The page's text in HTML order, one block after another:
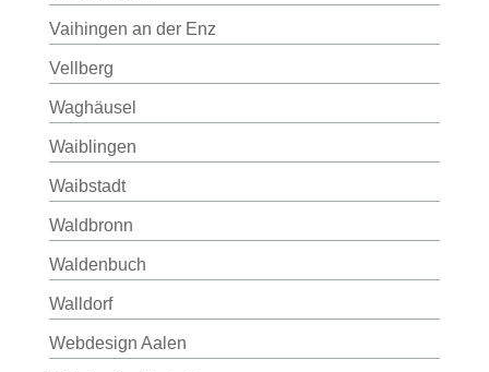
Vaihingen an der Enz
Vellberg
Waghäusel
Waiblingen
Waibstadt
Waldbronn
Waldenbuch
Walldorf
Webdesign Aalen